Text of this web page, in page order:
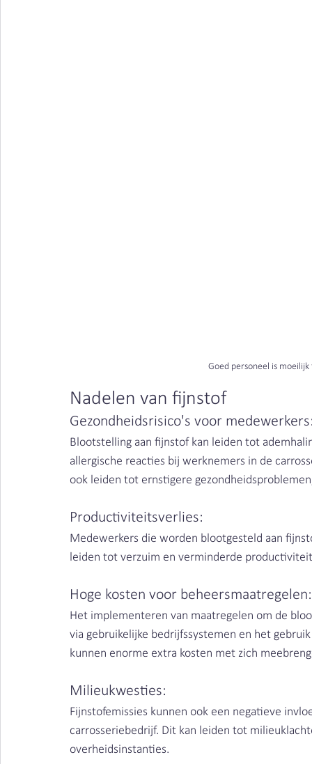
Goed personeel is
Nadelen van fijnstof
Gezondheidsrisico's voor
Blootstelling aan fijnstof kan leiden tot
allergische reacties bij werknemers in de
ook leiden tot ernstigere
Productiviteitsverlies:
Medewerkers die worden blootgesteld aan
leiden tot verzuim en verminderde
Hoge kosten voor
Het implementeren van maatregelen om de
via gebruikelijke bedrijfssystemen en het
kunnen enorme extra kosten met zich
Milieukwesties:
Fijnstofemissies kunnen ook een negatieve
carrosseriebedrijf. Dit kan leiden tot
overheidsinstanties.